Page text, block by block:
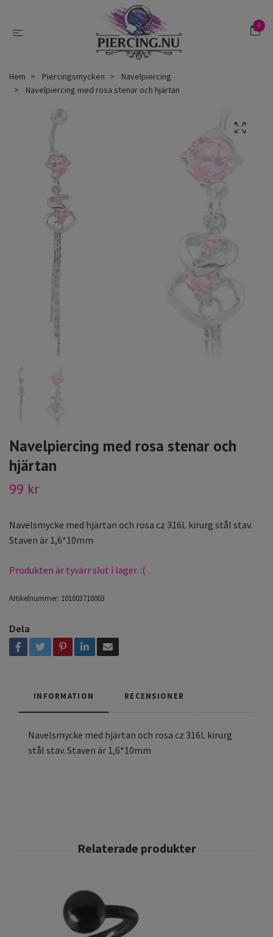
0
Hem Piercingsmycken
Navelpiercing
Navelpiercing med rosa stenar och hjärtan
Navelpiercing med rosa stenar och
hjärtan
99 kr
Navelsmycke med hjärtan och rosa cz 316L kirurg stål stav.
Staven är 1,6*10mm
Produkten är tyvärr slut i lager. :(
Artikelnummer: 101003710003
Dela
INFORMATION RECENSIONER
Navelsmycke med hjärtan och rosa cz 316L kirurg
stål stav. Staven är 1,6*10mm